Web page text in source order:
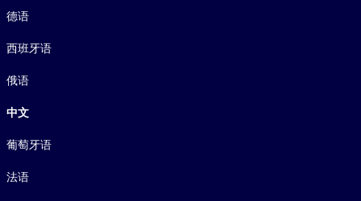
德语
西班牙语
俄语
中文
葡萄牙语
法语